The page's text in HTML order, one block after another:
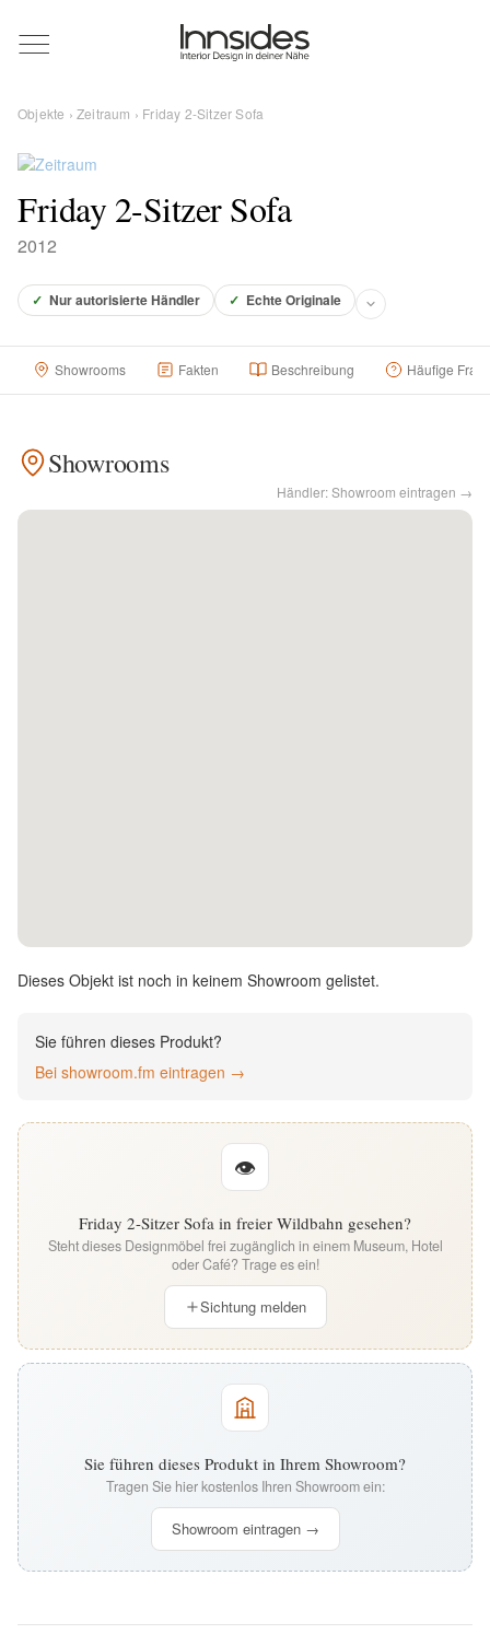
Magazin
Showrooms
Designer
Objekte
Für Händler
Deutsch
Objekte ›Zeitraum › Friday 2-Sitzer Sofa
Friday 2-Sitzer Sofa
2012
✓ Nur autorisierte Händler ✓ Echte Originale
Showrooms Fakten Beschreibung Häufige
Showrooms
Händler: Showroom eintragen →
Dieses Objekt ist noch in keinem Showroom gelistet.
Sie führen dieses Produkt?
Bei showroom.fm eintragen →
👁
Friday 2-Sitzer Sofa in freier Wildbahn gesehen?
Steht dieses Designmöbel frei zugänglich in einem Museum, Hotel
oder Café? Trage es ein!
Sichtung melden
Sie führen dieses Produkt in Ihrem Showroom?
Tragen Sie hier kostenlos Ihren Showroom ein:
Showroom eintragen →